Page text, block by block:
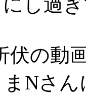
の動画
Nさ